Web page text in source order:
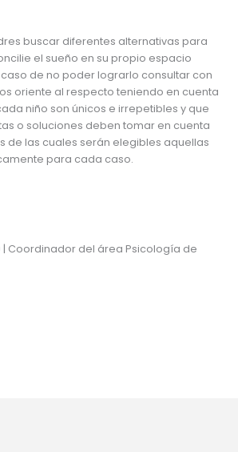
buscar diferentes alternativas para
el sueño en su propio espacio
de no poder lograrlo consultar con
oriente al respecto teniendo en cuenta
niño son únicos e irrepetibles y que
o soluciones deben tomar en cuenta
de las cuales serán elegibles aquellas
para cada caso.
| Coordinador del área Psicología de